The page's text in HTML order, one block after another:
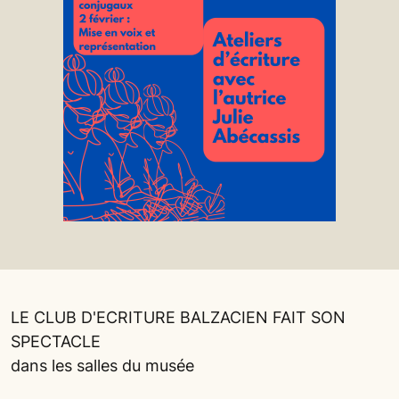
LE CLUB D'ECRITURE BALZACIEN FAIT SON
SPECTACLE
dans les salles du musée